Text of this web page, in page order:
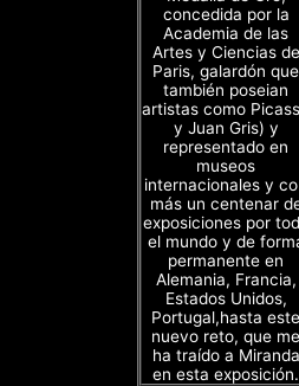
concedida por la
Academia de las
Artes y Ciencias de
Paris, galardón que
también poseian
artistas como
y Juan Gris) y
representado en
museos
internacionales y
más un centenar
exposiciones por
el mundo y de
permanente en
Alemania, Francia,
Estados Unidos,
Portugal,hasta este
nuevo reto, que me
ha traído a Miranda
en esta exposición.